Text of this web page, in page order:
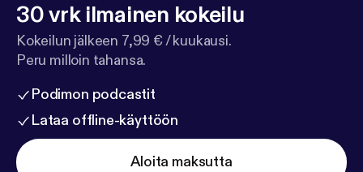
30 vrk ilmainen kokeilu
Kokeilun jälkeen 7,99 € / kuukausi.
Peru milloin tahansa.
Podimon podcastit
Lataa offline-käyttöön
Aloita maksutta